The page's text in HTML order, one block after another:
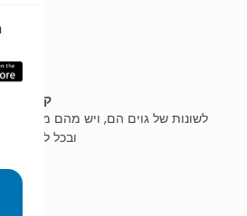
קונם
לשונות של גוים הם, ויש מהם מי שקורא
ובכל לשון